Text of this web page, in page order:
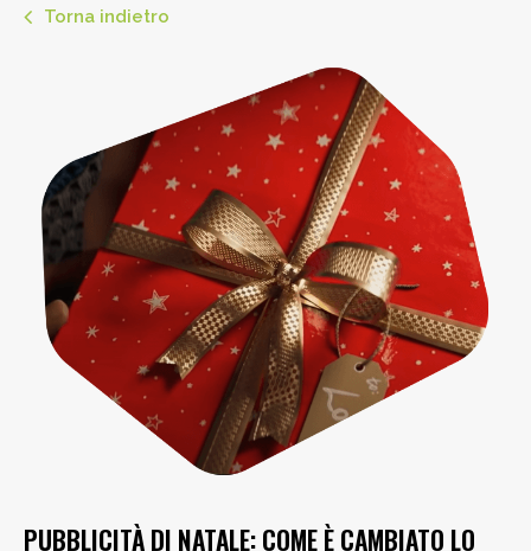
Torna indietro
PUBBLICITÀ DI NATALE: COME È CAMBIATO LO